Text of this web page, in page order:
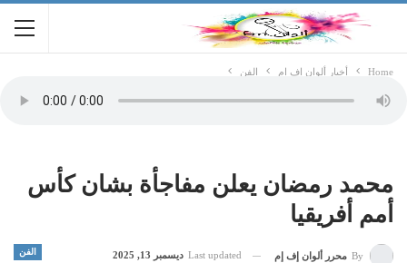
Home أخبار ألوان اف ام الفن
محمد رمضان يعلن مفاجأة بشان كأس
أمم أفريقيا
الفن By محرر ألوان إف إم Last updated ديسمبر 13, 2025